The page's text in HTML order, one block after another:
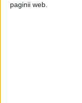
paginii web.